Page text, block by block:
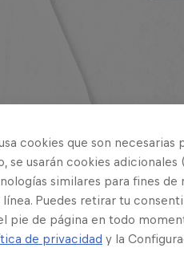
cookies que son necesarias
se usarán cookies adicionales
similares para fines
Puedes retirar tu
pie de página en todo
de privacidad y la